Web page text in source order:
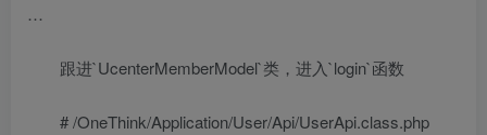
…
跟进`UcenterMemberModel`类，进入`login`函数
# /OneThink/Application/User/Api/UserApi.class.php